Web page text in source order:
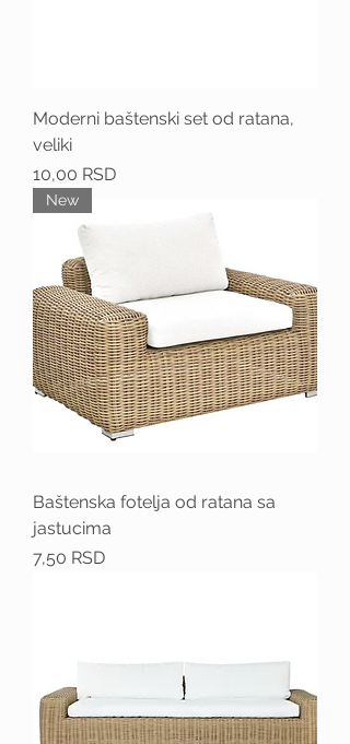
Moderni baštenski set od ratana,
veliki
Price
10,00 RSD
New
Baštenska fotelja od ratana sa
jastucima
Price
7,50 RSD